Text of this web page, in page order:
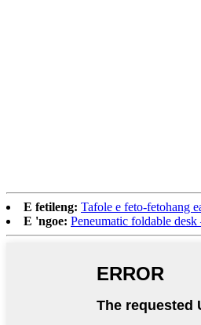
E fetileng: Tafole e feto-fetohang
E 'ngoe: Peneumatic foldable